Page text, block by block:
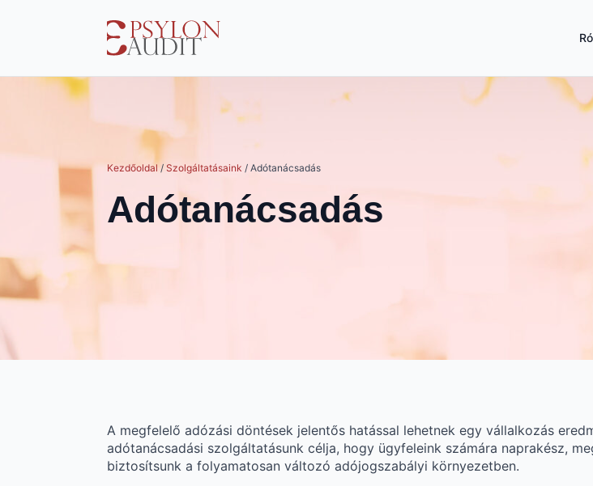
Kezdőoldal/ Szolgáltatásaink / Adótanácsadás
Adótanácsadás
A megfelelő adózási döntések jelentős hatással lehetnek egy vállalkozás
adótanácsadási szolgáltatásunk célja, hogy ügyfeleink számára naprakész,
biztosítsunk a folyamatosan változó adójogszabályi környezetben.